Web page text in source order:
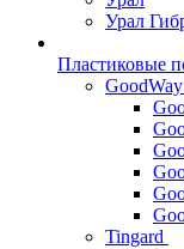
Урал
Пластиковые
GoodWay
Tingard